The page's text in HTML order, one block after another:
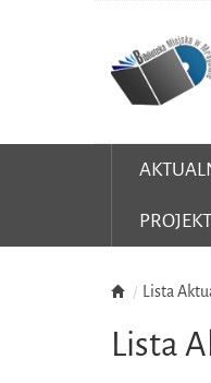
Lista
Lista